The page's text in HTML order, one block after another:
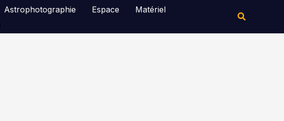
Astrophotographie Espace
Matériel
Rechercher
Rechercher